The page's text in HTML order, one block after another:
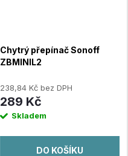
Chytrý přepínač Sonoff
ZBMINIL2
238,84 Kč bez DPH
289 Kč
Skladem
DO KOŠÍKU